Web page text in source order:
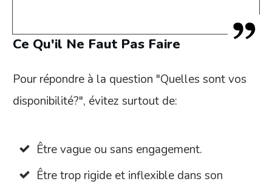
Ce Qu'il Ne Faut Pas Faire
Pour répondre à la question "Quelles sont vos
disponibilité?", évitez surtout de:
Être vague ou sans engagement.
Être trop rigide et inflexible dans son